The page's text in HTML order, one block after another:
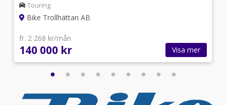
Touring
Bike Trollhättan AB
fr. 2 268 kr/mån
140 000 kr Visa mer